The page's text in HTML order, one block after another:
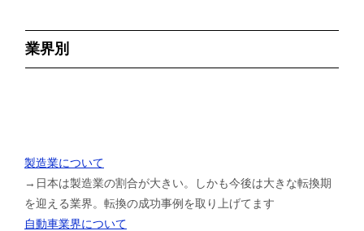
業界別
製造業について
→日本は製造業の割合が大きい。しかも今後は大きな転換期
を迎える業界。転換の成功事例を取り上げてます
自動車業界について